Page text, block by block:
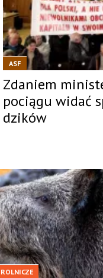
ASF
Zdaniem
pociągu widać
dzików